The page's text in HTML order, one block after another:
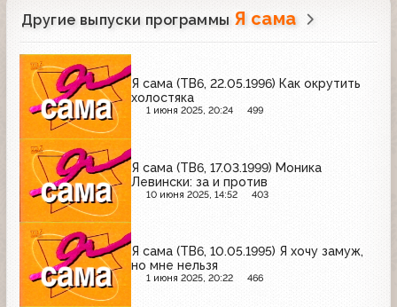
Другие выпуски программы Я сама
Я сама (ТВ6, 22.05.1996) Как окрутить
холостяка
1 июня 2025, 20:24 499
Я сама (ТВ6, 17.03.1999) Моника
Левински: за и против
10 июня 2025, 14:52 403
Я сама (ТВ6, 10.05.1995) Я хочу замуж,
но мне нельзя
1 июня 2025, 20:22 466